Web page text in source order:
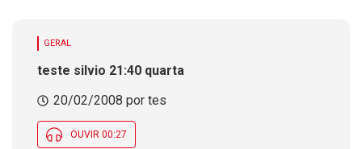
GERAL
teste silvio 21:40 quarta
20/02/2008 por tes
OUVIR 00:27